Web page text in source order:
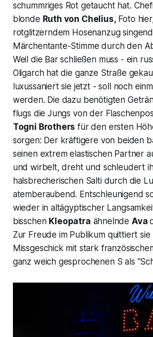
schummriges Rot getaucht hat.
blonde Ruth von Chelius,Foto
rotglitzerndem Hosenanzug
Märchentante-Stimme durch den
Weil die Bar schließen muss - ein
Oligarch hat die ganze Straße
luxussaniert sie jetzt - soll noch
werden. Die dazu benötigten
flugs die Jungs von der
Togni Brothers für den ersten
sorgen: Der kräftigere von beiden
seinen extrem elastischen Partner
und wirbelt, dreht und schleudert
halsbrecherischen Salti durch die
atemberaubend. Entschleunigend
wieder in altägyptischer
bisschen Kleopatra ähnelnde Ava
Zur Freude im Publikum quittiert sie
Missgeschick mit stark
ganz weich gesprochenen S als